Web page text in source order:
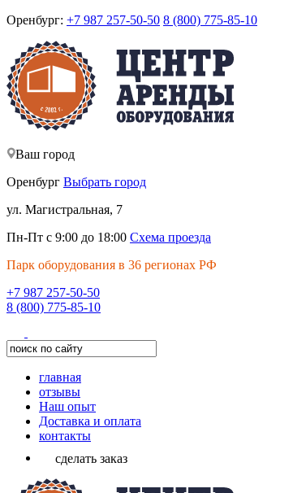
Оренбург: +7 987 257-50-50 8 (800) 775-85-10
Ваш город
Оренбург Выбрать город
ул. Магистральная, 7
Пн-Пт с 9:00 до 18:00 Схема проезда
Парк оборудования в 36 регионах РФ
+7 987 257-50-50
8 (800) 775-85-10
главная
отзывы
Наш опыт
Доставка и оплата
контакты
сделать заказ